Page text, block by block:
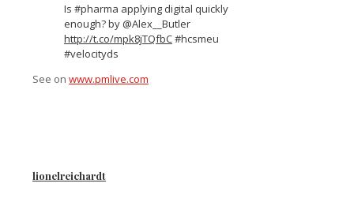
Is #pharma applying digital quickly
enough? by @Alex__Butler
http://t.co/mpk8jTQfbC#hcsmeu
#velocityds
See on www.pmlive.com
lionelreichardt